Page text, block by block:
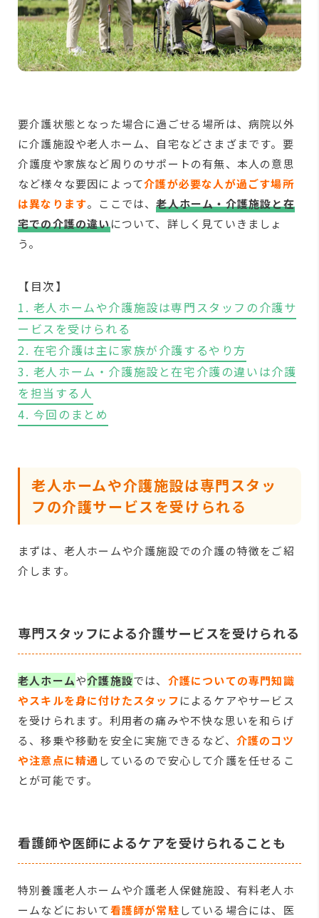
要介護状態となった場合に過ごせる場所は、病院以外
に介護施設や老人ホーム、自宅などさまざまです。要
介護度や家族など周りのサポートの有無、本人の意思
など様々な要因によって介護が必要な人が過ごす場所
は異なります。ここでは、老人ホーム・介護施設と在
宅での介護の違いについて、詳しく見ていきましょ
う。
【目次】
1. 老人ホームや介護施設は専門スタッフの介護サ
ービスを受けられる
2. 在宅介護は主に家族が介護するやり方
3. 老人ホーム・介護施設と在宅介護の違いは介護
を担当する人
4. 今回のまとめ
老人ホームや介護施設は専門スタッ
フの介護サービスを受けられる
まずは、老人ホームや介護施設での介護の特徴をご紹
介します。
専門スタッフによる介護サービスを受けられる
老人ホームや介護施設では、 介護についての専門知識
やスキルを身に付けたスタッフによるケアやサービス
を受けられます。利用者の痛みや不快な思いを和らげ
る、移乗や移動を安全に実施できるなど、 介護のコツ
や注意点に精通 しているので安心して介護を任せるこ
とが可能です。
看護師や医師によるケアを受けられることも
特別養護老人ホームや介護老人保健施設、有料老人ホ
ームなどにおいて看護師が常駐している場合には、医